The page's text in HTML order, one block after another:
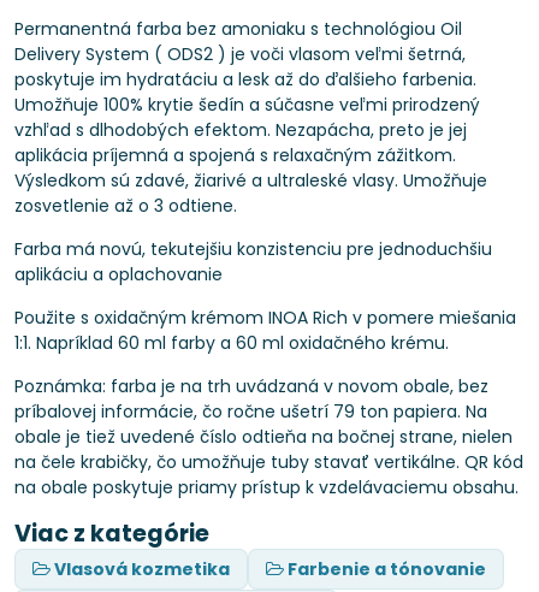
Permanentná farba bez amoniaku s technológiou Oil
Delivery System ( ODS2 ) je voči vlasom veľmi šetrná,
poskytuje im hydratáciu a lesk až do ďalšieho farbenia.
Umožňuje 100% krytie šedín a súčasne veľmi prirodzený
vzhľad s dlhodobých efektom. Nezapácha, preto je jej
aplikácia príjemná a spojená s relaxačným zážitkom.
Výsledkom sú zdavé, žiarivé a ultraleské vlasy. Umožňuje
zosvetlenie až o 3 odtiene.
Farba má novú, tekutejšiu konzistenciu pre jednoduchšiu
aplikáciu a oplachovanie
Použite s oxidačným krémom INOA Rich v pomere miešania
1:1. Napríklad 60 ml farby a 60 ml oxidačného krému.
Poznámka: farba je na trh uvádzaná v novom obale, bez
príbalovej informácie, čo ročne ušetrí 79 ton papiera. Na
obale je tiež uvedené číslo odtieňa na bočnej strane, nielen
na čele krabičky, čo umožňuje tuby stavať vertikálne. QR kód
na obale poskytuje priamy prístup k vzdelávaciemu obsahu.
Viac z kategórie
Vlasová kozmetika
Farbenie a tónovanie